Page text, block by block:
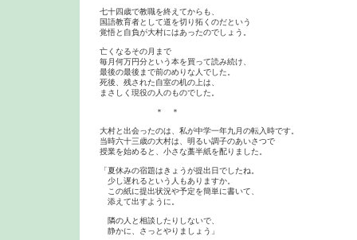
七十四歳で教職を終えてからも、
国語教育者として道を切り拓くのだという
覚悟と自負が大村にはあったのでしょう。
亡くなるその月まで
毎月何万円分という本を買って読み続け、
最後の最後まで前のめりな人でした。
死後、残された自室の机の上は、
まさしく現役の人のものでした。
＊　＊
大村と出会ったのは、私が中学一年九月の転入時です。
当時六十三歳の大村は、明るい調子のあいさつで
授業を始めると、小さな藁半紙を配りました。
「夏休みの宿題はきょうが提出日でしたね。
少し遅れるという人もありますか。
この紙に提出状況や予定を簡単に書いて、
添えて出すように。
隣の人と相談したりしないで、
静かに、さっとやりましょう」